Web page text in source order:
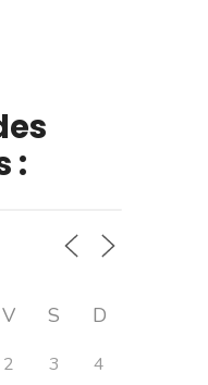
:
V S D
2 3
4